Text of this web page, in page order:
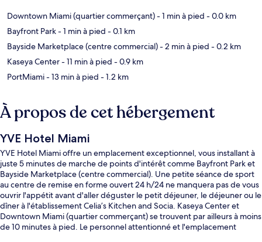
Downtown Miami (quartier commerçant)- 1 min à pied - 0.0 km
Bayfront Park- 1 min à pied - 0.1 km
Bayside Marketplace (centre commercial)- 2 min à pied - 0.2 km
Kaseya Center- 11 min à pied - 0.9 km
PortMiami- 13 min à pied - 1.2 km
À propos de cet hébergement
YVE Hotel Miami
YVE Hotel Miami offre un emplacement exceptionnel, vous installant à
juste 5 minutes de marche de points d'intérêt comme Bayfront Park et
Bayside Marketplace (centre commercial). Une petite séance de sport
au centre de remise en forme ouvert 24 h/24 ne manquera pas de vous
ouvrir l'appétit avant d'aller déguster le petit déjeuner, le déjeuner ou le
dîner à l'établissement Celia’s Kitchen and Socia. Kaseya Center et
Downtown Miami (quartier commerçant) se trouvent par ailleurs à moins
de 10 minutes à pied. Le personnel attentionné et l'emplacement